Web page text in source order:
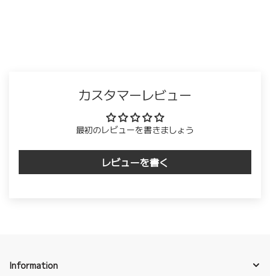
カスタマーレビュー
最初のレビューを書きましょう
レビューを書く
Information